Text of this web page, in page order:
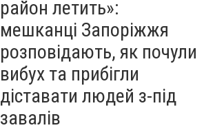
район летить»:
мешканці Запоріжжя
розповідають, як почули
вибух та прибігли
діставати людей з-під
завалів